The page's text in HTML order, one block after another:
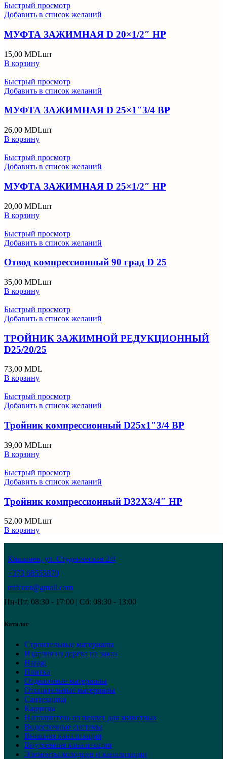
Быстрый просмотр
Добавить в список желаний
МУФТА ЗАЖИМНАЯ D 20×1/2″ НР
15,00 MDLшт
В корзину
Быстрый просмотр
Добавить в список желаний
МУФТА ЗАЖИМНАЯ D 25×1″3/4 ВР
26,00 MDLшт
В корзину
Быстрый просмотр
Добавить в список желаний
МУФТА ЗАЖИМНАЯ D 25×1/2″ НР
20,00 MDLшт
В корзину
Быстрый просмотр
Добавить в список желаний
Отвод компрессионный 90 град D 25
35,00 MDLшт
В корзину
Быстрый просмотр
Добавить в список желаний
ТРОЙНИК ЗАЖИМНОЙ РЕДУКЦИОННЫЙ
D25/20/25
73,00 MDL
В корзину
Быстрый просмотр
Добавить в список желаний
Тройник компрессионный D25x1″3/4 ВР
39,00 MDLшт
В корзину
Быстрый просмотр
Добавить в список желаний
Тройник компрессионный D32X3/4″ НР
52,00 MDLшт
В корзину
Кишинев, ул. Студенческая 2/4
+373 68555870
mifcont@gmail.com
Пн-Пт: 08:30 - 17:00 | Сб: 08:30 - 13:00
Каталог
Строительные материалы
Изделия из дерева на заказ
Haragi
Плитка
Отделочные материалы
Отопительные материалы
Сантехника
Карнизы
Наполнитель из пеллет для животных
Водосточные системы
Внешняя канализация
Внутренняя канализация
Элементы колодцев и канализации